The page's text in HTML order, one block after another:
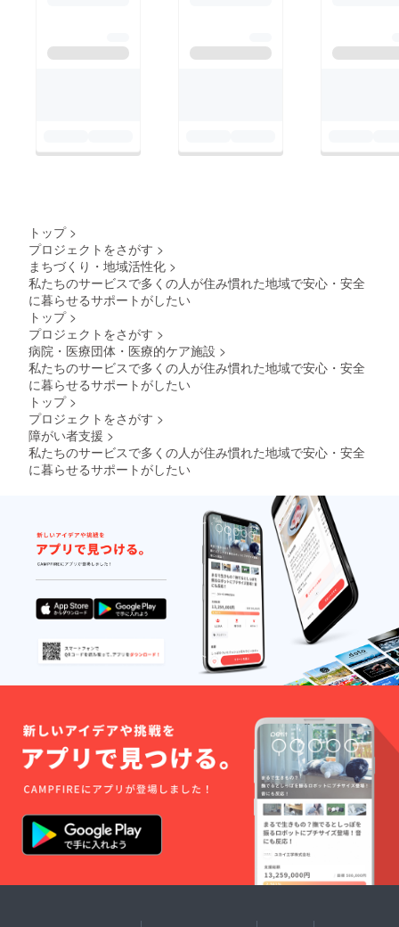
トップ >
プロジェクトをさがす >
まちづくり・地域活性化 >
私たちのサービスで多くの人が住み慣れた地域で安心・安全
に暮らせるサポートがしたい
トップ >
プロジェクトをさがす >
病院・医療団体・医療的ケア施設 >
私たちのサービスで多くの人が住み慣れた地域で安心・安全
に暮らせるサポートがしたい
トップ >
プロジェクトをさがす >
障がい者支援 >
私たちのサービスで多くの人が住み慣れた地域で安心・安全
に暮らせるサポートがしたい